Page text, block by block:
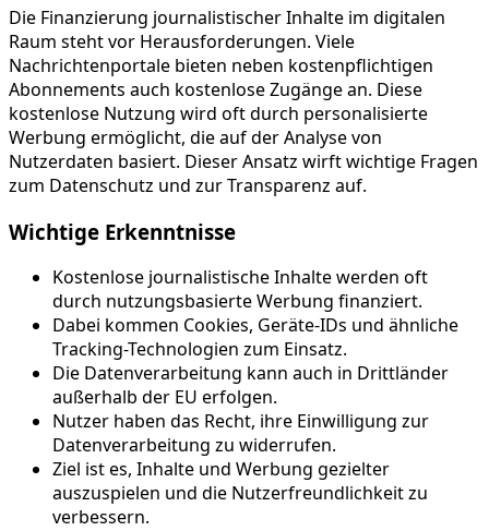
Die Finanzierung journalistischer Inhalte im digitalen
Raum steht vor Herausforderungen. Viele
Nachrichtenportale bieten neben kostenpflichtigen
Abonnements auch kostenlose Zugänge an. Diese
kostenlose Nutzung wird oft durch personalisierte
Werbung ermöglicht, die auf der Analyse von
Nutzerdaten basiert. Dieser Ansatz wirft wichtige Fragen
zum Datenschutz und zur Transparenz auf.
Wichtige Erkenntnisse
Kostenlose journalistische Inhalte werden oft
durch nutzungsbasierte Werbung finanziert.
Dabei kommen Cookies, Geräte-IDs und ähnliche
Tracking-Technologien zum Einsatz.
Die Datenverarbeitung kann auch in Drittländer
außerhalb der EU erfolgen.
Nutzer haben das Recht, ihre Einwilligung zur
Datenverarbeitung zu widerrufen.
Ziel ist es, Inhalte und Werbung gezielter
auszuspielen und die Nutzerfreundlichkeit zu
verbessern.